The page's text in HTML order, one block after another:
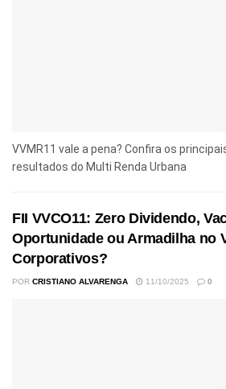
VVMR11 vale a pena? Confira os
resultados do Multi Renda Urbana
FII VVCO11: Zero Dividendo,
Oportunidade ou Armadilha no
Corporativos?
POR CRISTIANO ALVARENGA 11/10/2025 0